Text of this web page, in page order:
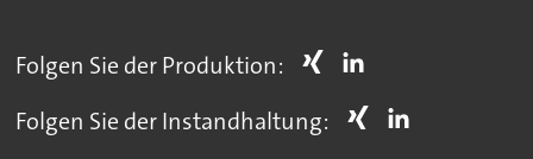
Folgen Sie der Produktion:
Folgen Sie der Instandhaltung: